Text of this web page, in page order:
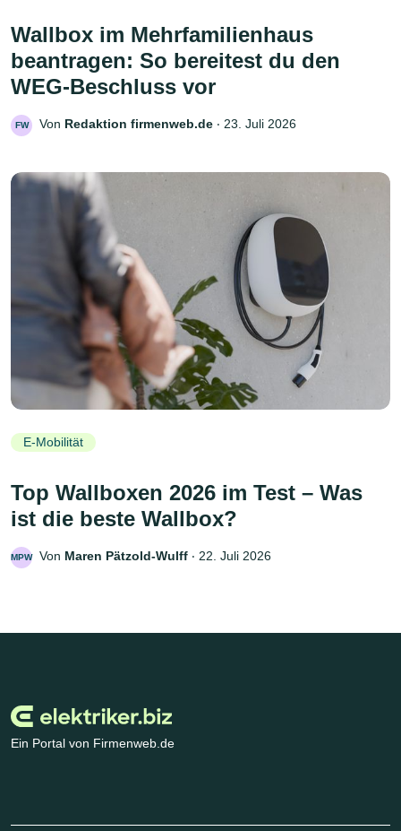
Wallbox im Mehrfamilienhaus
beantragen: So bereitest du den
WEG-Beschluss vor
FW Von Redaktion firmenweb.de ‧ 23. Juli 2026
E-Mobilität
Top Wallboxen 2026 im Test – Was
ist die beste Wallbox?
MPW Von Maren Pätzold-Wulff ‧ 22. Juli 2026
Ein Portal von Firmenweb.de